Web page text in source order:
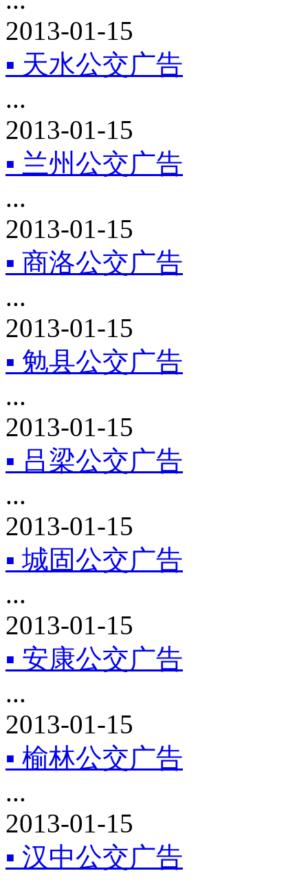
2013-01-15
▪ 天水公交广告
...
2013-01-15
▪ 兰州公交广告
...
2013-01-15
▪ 商洛公交广告
...
2013-01-15
▪ 勉县公交广告
...
2013-01-15
▪ 吕梁公交广告
...
2013-01-15
▪ 城固公交广告
...
2013-01-15
▪ 安康公交广告
...
2013-01-15
▪ 榆林公交广告
...
2013-01-15
▪ 汉中公交广告